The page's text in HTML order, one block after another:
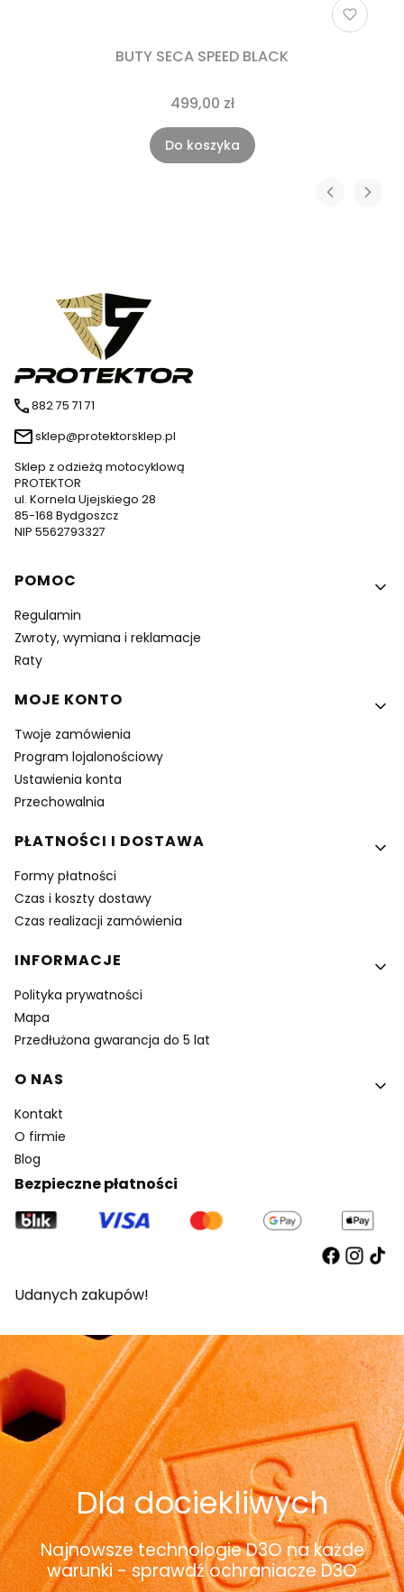
BUTY SECA SPEED BLACK
499,00 zł
Do koszyka
882 75 71 71
sklep@protektorsklep.pl
Sklep z odzieżą motocyklową
PROTEKTOR
ul. Kornela Ujejskiego 28
85-168 Bydgoszcz
NIP 5562793327
Linki w stopce
POMOC
Regulamin
Zwroty, wymiana i reklamacje
Raty
MOJE KONTO
Twoje zamówienia
Program lojalonościowy
Ustawienia konta
Przechowalnia
PŁATNOŚCI I DOSTAWA
Formy płatności
Czas i koszty dostawy
Czas realizacji zamówienia
INFORMACJE
Polityka prywatności
Mapa
Przedłużona gwarancja do 5 lat
O NAS
Kontakt
O firmie
Blog
Bezpieczne płatności
Udanych zakupów!
Dla dociekliwych
Najnowsze technologie D3O na każde
warunki - sprawdź ochraniacze D3O